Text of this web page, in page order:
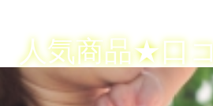
人気商品★口